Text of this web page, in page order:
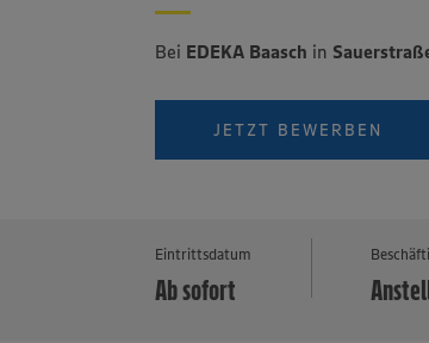
Bei EDEKA Baasch in
JETZT BEWERBEN
Eintrittsdatum
Ab sofort